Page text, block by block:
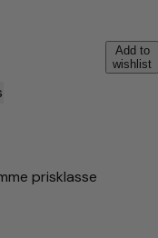
Add to
wishlist
prisklasse